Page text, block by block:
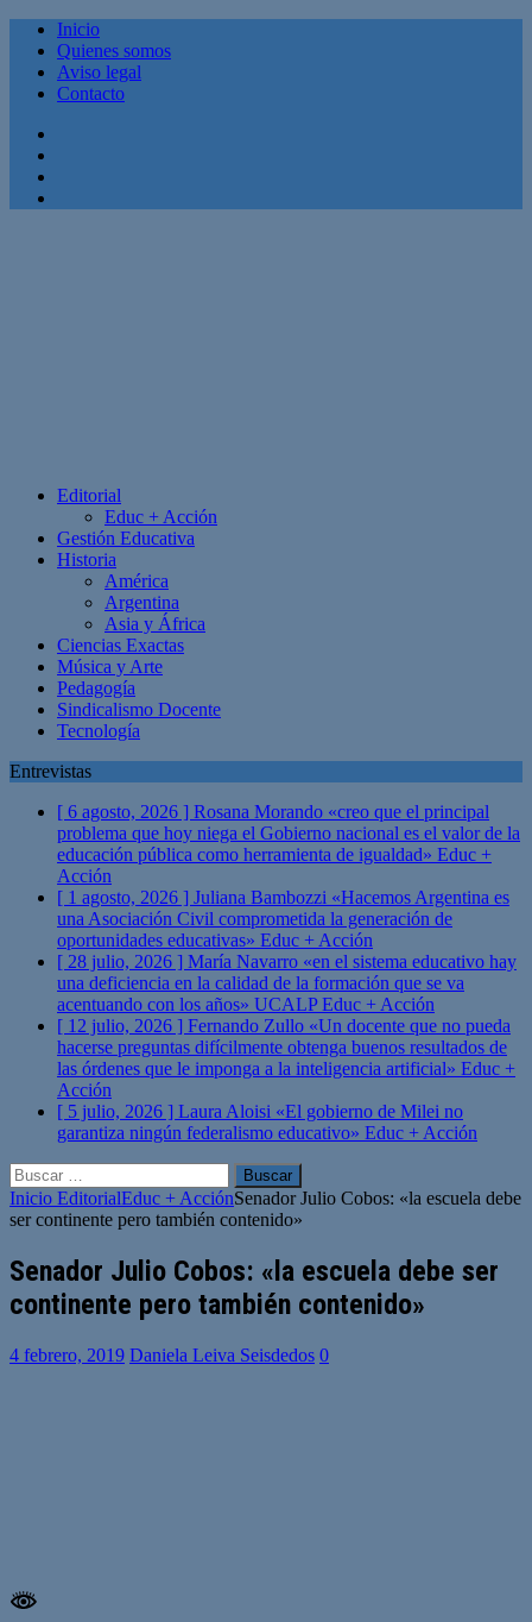
Inicio
Quienes somos
Aviso legal
Contacto
Editorial
Educ + Acción
Gestión Educativa
Historia
América
Argentina
Asia y África
Ciencias Exactas
Música y Arte
Pedagogía
Sindicalismo Docente
Tecnología
Entrevistas
[ 6 agosto, 2026 ] Rosana Morando «creo que el principal
problema que hoy niega el Gobierno nacional es el valor de la
educación pública como herramienta de igualdad» Educ +
Acción
[ 1 agosto, 2026 ] Juliana Bambozzi «Hacemos Argentina es
una Asociación Civil comprometida la generación de
oportunidades educativas» Educ + Acción
[ 28 julio, 2026 ] María Navarro «en el sistema educativo hay
una deficiencia en la calidad de la formación que se va
acentuando con los años» UCALPEduc + Acción
[ 12 julio, 2026 ] Fernando Zullo «Un docente que no pueda
hacerse preguntas difícilmente obtenga buenos resultados de
las órdenes que le imponga a la inteligencia artificial» Educ +
Acción
[ 5 julio, 2026 ] Laura Aloisi «El gobierno de Milei no
garantiza ningún federalismo educativo» Educ + Acción
Buscar:
Inicio EditorialEduc + AcciónSenador Julio Cobos: «la escuela debe
ser continente pero también contenido»
Senador Julio Cobos: «la escuela debe ser
continente pero también contenido»
4 febrero, 2019 Daniela Leiva Seisdedos 0